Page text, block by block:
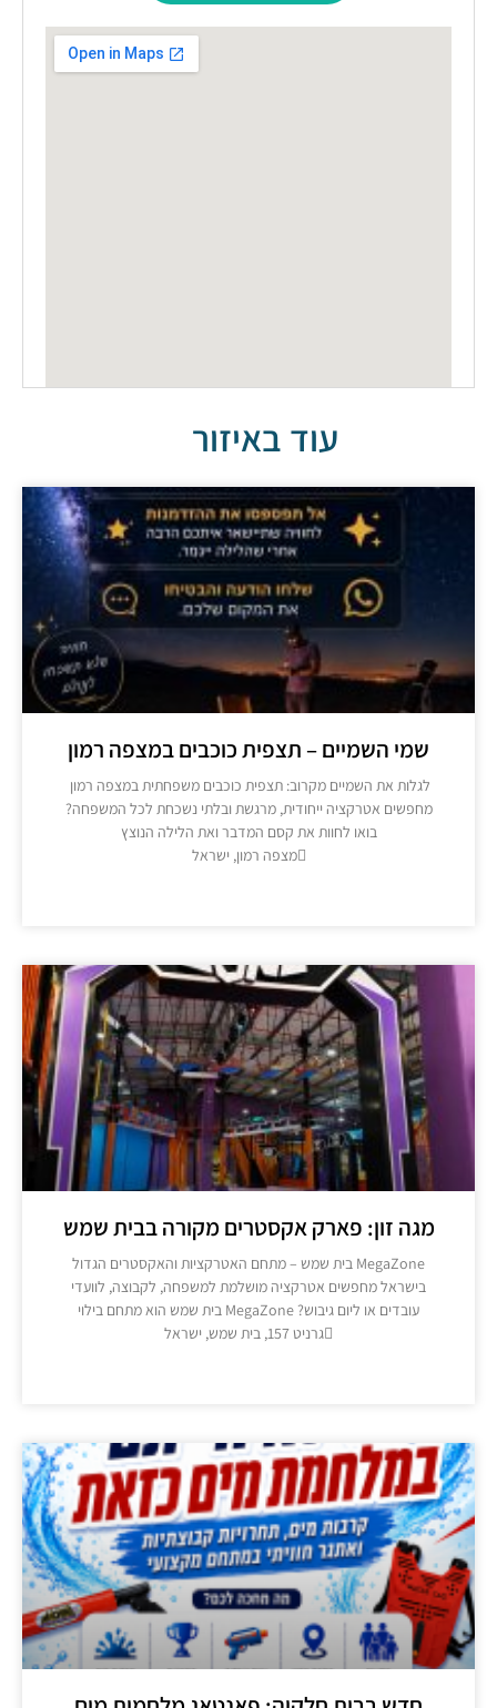
עוד באיזור
שמי השמיים – תצפית כוכבים במצפה רמון
לגלות את השמיים מקרוב: תצפית כוכבים משפחתית במצפה רמון ​
מחפשים אטרקציה ייחודית, מרגשת ובלתי נשכחת לכל המשפחה?
בואו לחוות את קסם המדבר ואת הלילה הנוצץ
מצפה רמון, ישראל
זון: פארק אקסטרים מקורה בבית שמש
MegaZone בית שמש – מתחם האטרקציות והאקסטרים הגדול
בישראל מחפשים אטרקציה מושלמת למשפחה, לקבוצה, לוועדי
עובדים או ליום גיבוש? MegaZone בית שמש הוא מתחם בילוי